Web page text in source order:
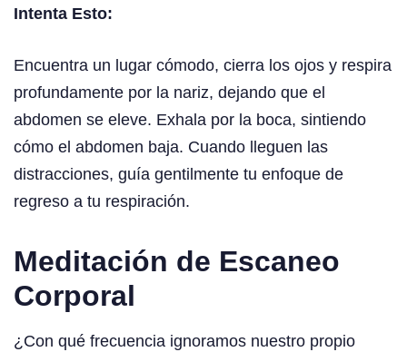
Intenta Esto:
Encuentra un lugar cómodo, cierra los ojos y respira
profundamente por la nariz, dejando que el
abdomen se eleve. Exhala por la boca, sintiendo
cómo el abdomen baja. Cuando lleguen las
distracciones, guía gentilmente tu enfoque de
regreso a tu respiración.
Meditación de Escaneo
Corporal
¿Con qué frecuencia ignoramos nuestro propio